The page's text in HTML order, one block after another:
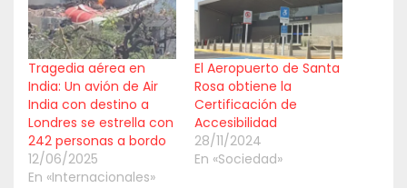
Tragedia aérea en
India: Un avión de Air
India con destino a
Londres se estrella con
242 personas a bordo
12/06/2025
En «Internacionales»
El Aeropuerto de Santa
Rosa obtiene la
Certificación de
Accesibilidad
28/11/2024
En «Sociedad»